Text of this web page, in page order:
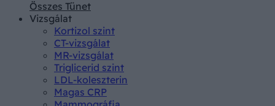
Összes Tünet
Vizsgálat
Kortizol szint
CT-vizsgálat
MR-vizsgálat
Triglicerid szint
LDL-koleszterin
Magas CRP